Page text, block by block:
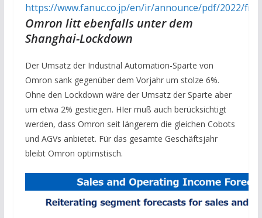
https://www.fanuc.co.jp/en/ir/announce/pdf/2022/
Omron litt ebenfalls unter dem
Shanghai-Lockdown
Der Umsatz der Industrial Automation-Sparte von
Omron sank gegenüber dem Vorjahr um stolze 6%.
Ohne den Lockdown wäre der Umsatz der Sparte aber
um etwa 2% gestiegen. HIer muß auch berücksichtigt
werden, dass Omron seit längerem die gleichen Cobots
und AGVs anbietet. Für das gesamte Geschäftsjahr
bleibt Omron optimstisch.